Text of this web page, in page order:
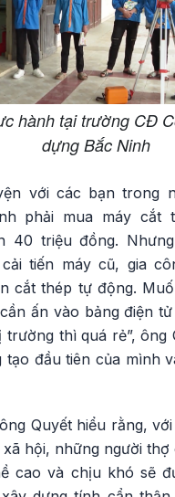
hành tại trường CĐ
dựng Bắc Ninh
với các bạn trong
phải mua máy cắt
40 triệu đồng.
tiến máy cũ, gia
cắt thép tự động.
ấn vào bảng điện
thì quá rẻ”, ông
tạo đầu tiên của mình
Quyết hiểu rằng,
xã hội, những người
cao và chịu khó sẽ